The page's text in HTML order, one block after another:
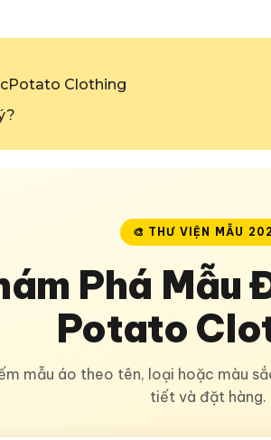
Clothing
🎨 THƯ VIỆN MẪU
Phá Mẫu
Potato
mẫu áo theo tên, loại hoặc màu
tiết và đặt hàng.